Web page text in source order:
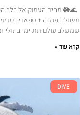
🌊🐘 מהים העמוק אל הלב
משולב: פמבה + ספארי
שמשלב עולם תת‑ימי בתולי
קרא עוד »
DIVE